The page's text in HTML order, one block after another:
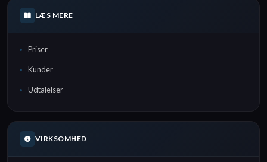
LÆS MERE
Priser
Kunder
Udtalelser
VIRKSOMHED